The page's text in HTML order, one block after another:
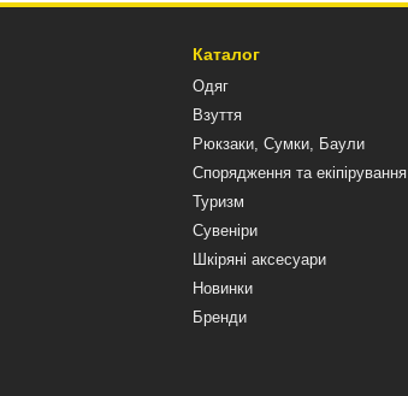
Каталог
Одяг
Взуття
Рюкзаки, Сумки, Баули
Спорядження та екіпірування
Туризм
Сувеніри
Шкіряні аксесуари
Новинки
Бренди